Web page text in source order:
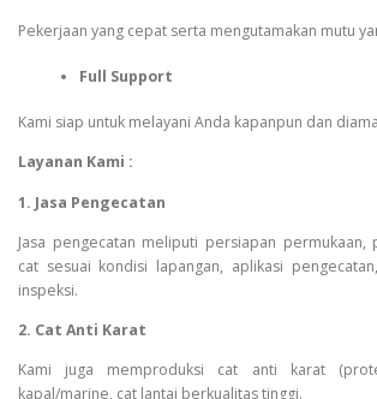
Pekerjaan yang cepat serta mengutamakan mutu
Full Support
Kami siap untuk melayani Anda kapanpun dan
Layanan Kami :
1. Jasa Pengecatan
Jasa pengecatan meliputi persiapan permukaan,
cat sesuai kondisi lapangan, aplikasi
inspeksi.
2. Cat Anti Karat
Kami juga memproduksi cat anti karat
kapal/marine, cat lantai berkualitas tinggi.